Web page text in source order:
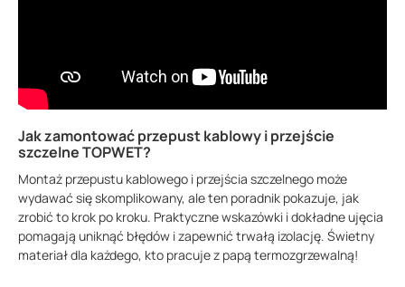
Jak zamontować przepust kablowy i przejście
szczelne TOPWET?
Montaż przepustu kablowego i przejścia szczelnego może
wydawać się skomplikowany, ale ten poradnik pokazuje, jak
zrobić to krok po kroku. Praktyczne wskazówki i dokładne ujęcia
pomagają uniknąć błędów i zapewnić trwałą izolację. Świetny
materiał dla każdego, kto pracuje z papą termozgrzewalną!